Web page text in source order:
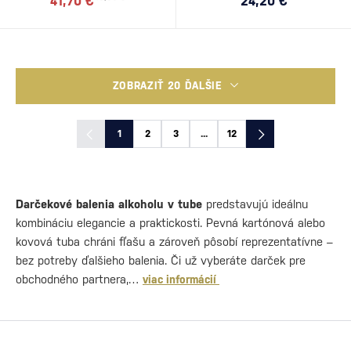
ZOBRAZIŤ 20 ĎALŠIE
1 2 3 ... 12
Darčekové balenia alkoholu v tube predstavujú ideálnu
kombináciu elegancie a praktickosti. Pevná kartónová alebo
kovová tuba chráni fľašu a zároveň pôsobí reprezentatívne –
bez potreby ďalšieho balenia. Či už vyberáte darček pre
obchodného partnera,… viac informácií